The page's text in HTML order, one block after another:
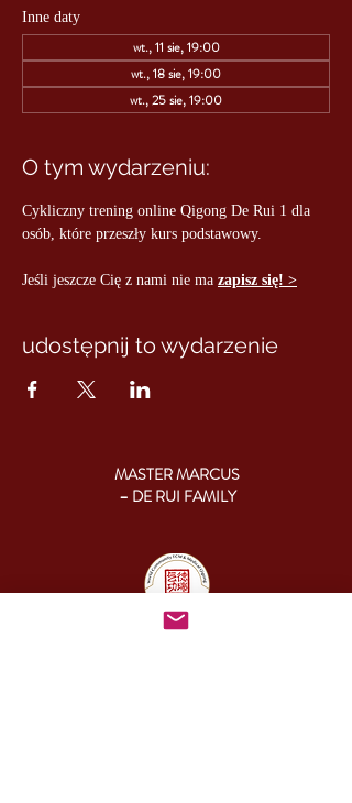
Inne daty
wt., 11 sie, 19:00
wt., 18 sie, 19:00
wt., 25 sie, 19:00
O tym wydarzeniu:
Cykliczny trening online Qigong De Rui 1 dla
osób, które przeszły kurs podstawowy.
Jeśli jeszcze Cię z nami nie ma zapisz się! >
udostępnij to wydarzenie
MASTER MARCUS
– DE RUI FAMILY